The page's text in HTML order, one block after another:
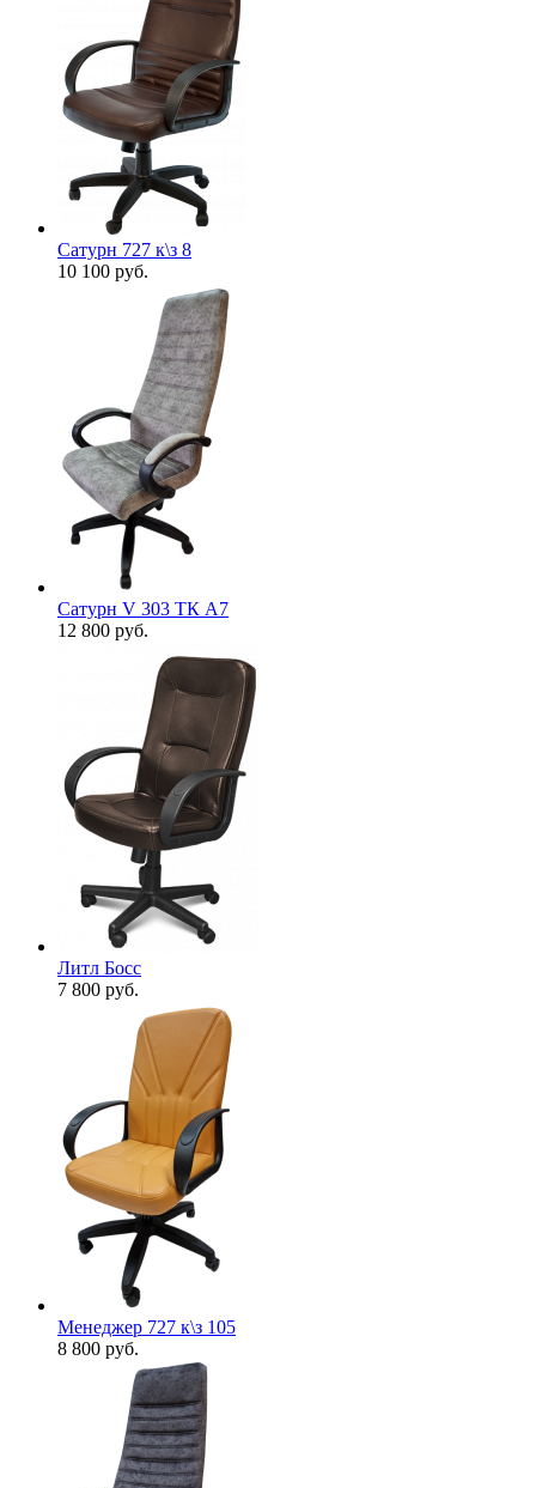
Сатурн 727 к\з 8
10 100 руб.
Сатурн V 303 ТК А7
12 800 руб.
Литл Босс
7 800 руб.
Менеджер 727 к\з 105
8 800 руб.